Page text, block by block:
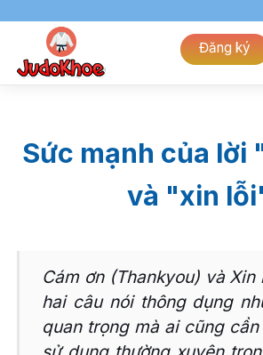
Đăng ký
Sức mạnh của lời
và "xin
Cám ơn (Thankyou) và
hai câu nói thông dụng
quan trọng mà ai cũng